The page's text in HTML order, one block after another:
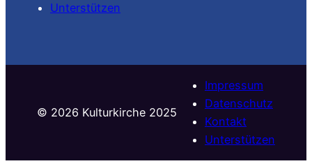
Unterstützen
©️ 2026 Kulturkirche 2025
Impressum
Datenschutz
Kontakt
Unterstützen